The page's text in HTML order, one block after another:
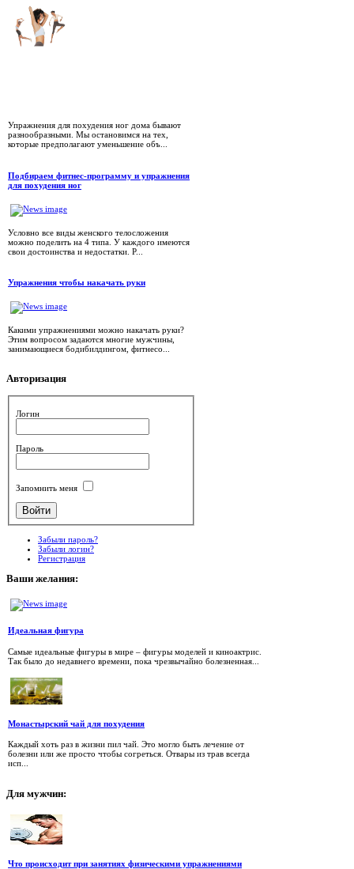
Упражнения для похудения ног дома бывают
разнообразными. Мы остановимся на тех,
которые предполагают уменьшение объ...
Подбираем фитнес-программу и упражнения
для похудения ног
Условно все виды женского телосложения
можно поделить на 4 типа. У каждого имеются
свои достоинства и недостатки. Р...
Упражнения чтобы накачать руки
Какими упражнениями можно накачать руки?
Этим вопросом задаются многие мужчины,
занимающиеся бодибилдингом, фитнесо...
Авторизация
Логин
Пароль
Запомнить меня
Забыли пароль?
Забыли логин?
Регистрация
Ваши желания:
Идеальная фигура
Самые идеальные фигуры в мире – фигуры моделей и киноактрис.
Так было до недавнего времени, пока чрезвычайно болезненная...
Монастырский чай для похудения
Каждый хоть раз в жизни пил чай. Это могло быть лечение от
болезни или же просто чтобы согреться. Отвары из трав всегда
исп...
Для мужчин:
Что происходит при занятиях физическими упражнениями